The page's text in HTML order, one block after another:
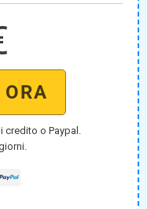
credito o Paypal.